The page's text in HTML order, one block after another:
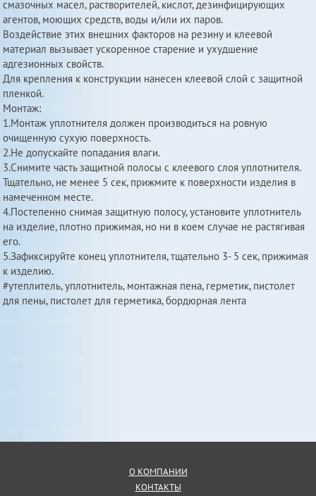
смазочных масел, растворителей, кислот, дезинфицирующих
агентов, моющих средств, воды и/или их паров.
Воздействие этих внешних факторов на резину и клеевой
материал вызывает ускоренное старение и ухудшение
адгезионных свойств.
Для крепления к конструкции нанесен клеевой слой с защитной
пленкой.
Монтаж:
1.Монтаж уплотнителя должен производиться на ровную
очищенную сухую поверхность.
2.Не допускайте попадания влаги.
3.Снимите часть защитной полосы с клеевого слоя уплотнителя.
Тщательно, не менее 5 сек, прижмите к поверхности изделия в
намеченном месте.
4.Постепенно снимая защитную полосу, установите уплотнитель
на изделие, плотно прижимая, но ни в коем случае не растягивая
его.
5.Зафиксируйте конец уплотнителя, тщательно 3- 5 сек, прижимая
к изделию.
#утеплитель, уплотнитель, монтажная пена, герметик, пистолет
для пены, пистолет для герметика, бордюрная лента
О КОМПАНИИ
КОНТАКТЫ